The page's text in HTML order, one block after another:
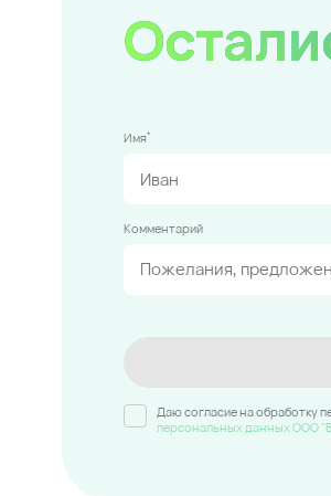
Имя*
Комментарий
Даю согласие на обработку
персональных данных ООО